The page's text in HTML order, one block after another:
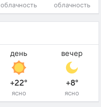
облачность облачность
день
+22°
ясно
вечер
+8°
ясно